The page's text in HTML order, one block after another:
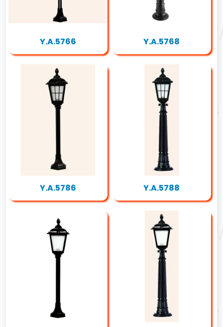
Y.A.5766 Y.A.5768
Y.A.5786 Y.A.5788